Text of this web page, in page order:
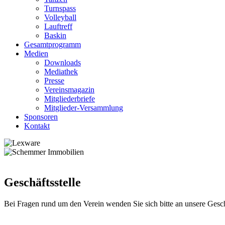
Turnspass
Volleyball
Lauftreff
Baskin
Gesamtprogramm
Medien
Downloads
Mediathek
Presse
Vereinsmagazin
Mitgliederbriefe
Mitglieder-Versammlung
Sponsoren
Kontakt
Geschäftsstelle
Bei Fragen rund um den Verein wenden Sie sich bitte an unsere